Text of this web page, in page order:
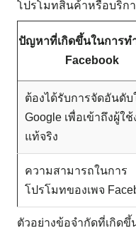
โปรโมทสินค้าหรือบริก
ปัญหาที่เกิดขึ้นในการท
Facebook
ต้องได้รับการจัดอันดับ
Google เพื่อเข้าถึงผู้ใ
แท้จริง
ความสามารถในการ
โปรโมทของเพจ
ตัวอย่างข้อจำกัดที่เกิด